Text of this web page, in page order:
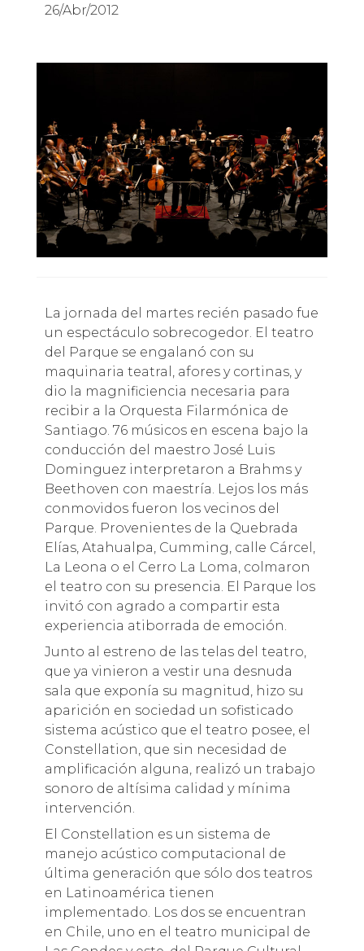
26/Abr/2012
La jornada del martes recién pasado fue
un espectáculo sobrecogedor. El teatro
del Parque se engalanó con su
maquinaria teatral, afores y cortinas, y
dio la magnificiencia necesaria para
recibir a la Orquesta Filarmónica de
Santiago. 76 músicos en escena bajo la
conducción del maestro José Luis
Dominguez interpretaron a Brahms y
Beethoven con maestría. Lejos los más
conmovidos fueron los vecinos del
Parque. Provenientes de la Quebrada
Elías, Atahualpa, Cumming, calle Cárcel,
La Leona o el Cerro La Loma, colmaron
el teatro con su presencia. El Parque los
invitó con agrado a compartir esta
experiencia atiborrada de emoción.
Junto al estreno de las telas del teatro,
que ya vinieron a vestir una desnuda
sala que exponía su magnitud, hizo su
aparición en sociedad un sofisticado
sistema acústico que el teatro posee, el
Constellation, que sin necesidad de
amplificación alguna, realizó un trabajo
sonoro de altísima calidad y mínima
intervención.
El Constellation es un sistema de
manejo acústico computacional de
última generación que sólo dos teatros
en Latinoamérica tienen
implementado. Los dos se encuentran
en Chile, uno en el teatro municipal de